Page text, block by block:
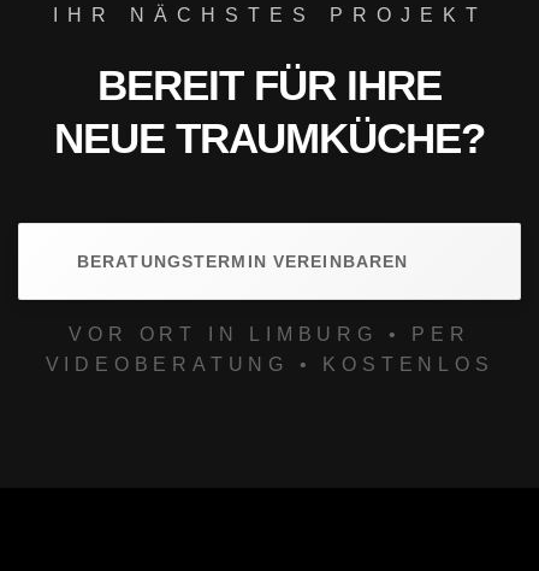
IHR NÄCHSTES PROJEKT
BEREIT FÜR IHRE
NEUE TRAUMKÜCHE?
BERATUNGSTERMIN VEREINBAREN
VOR ORT IN LIMBURG • PER
VIDEOBERATUNG • KOSTENLOS